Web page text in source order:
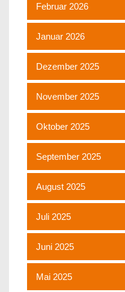
Februar 2026
Januar 2026
Dezember 2025
November 2025
Oktober 2025
September 2025
August 2025
Juli 2025
Juni 2025
Mai 2025